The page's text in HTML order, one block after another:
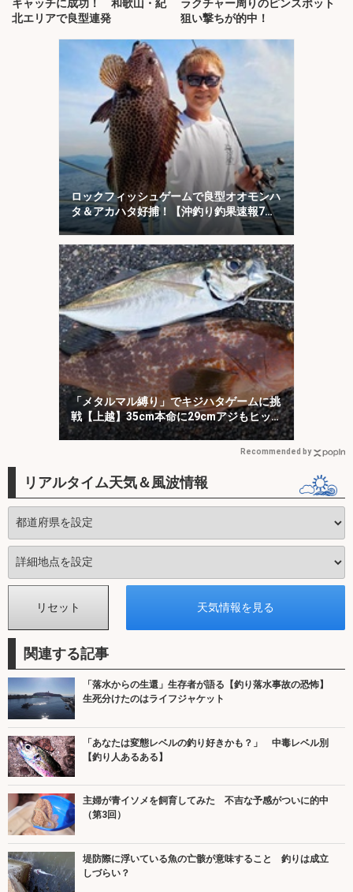
キャッチに成功！ 和歌山・紀
北エリアで良型連発
ラクチャー周りのピンスポット
狙い撃ちが的中！
ロックフィッシュゲームで良型オオモンハ
タ＆アカハタ好捕！【沖釣り釣果速報7
選・三重】
「メタルマル縛り」でキジハタゲームに挑
戦【上越】35cm本命に29cmアジもヒッ
ト！
Recommended by
リアルタイム天気＆風波情報
関連する記事
「落水からの生還」生存者が語る【釣り落水事故の恐怖】
生死分けたのはライフジャケット
「あなたは変態レベルの釣り好きかも？」 中毒レベル別
【釣り人あるある】
主婦が青イソメを飼育してみた 不吉な予感がついに的中
（第3回）
堤防際に浮いている魚の亡骸が意味すること 釣りは成立
しづらい？